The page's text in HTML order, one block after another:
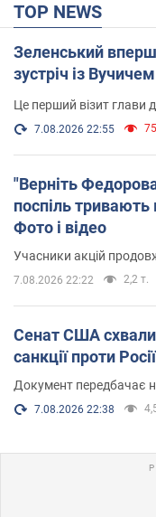
TOP NEWS
Зеленський
зустріч із
Це перший візит глави
7.08.2026 22:55
"Верніть
поспіль тривають
Фото і відео
Учасники акцій
7.08.2026 22:22 2,2 т.
Сенат США
санкції проти
Документ передбачає
7.08.2026 22:38